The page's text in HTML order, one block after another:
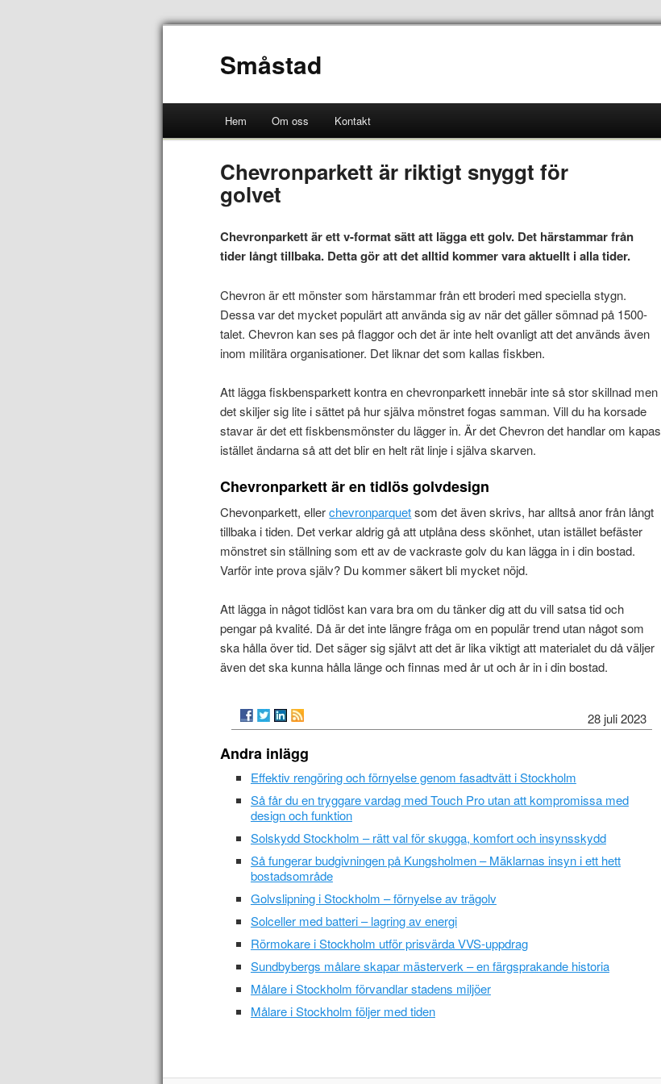
Småstad
Hem Om oss Kontakt
Chevronparkett är riktigt snyggt för
golvet
Chevronparkett är ett v-format sätt att lägga ett golv. Det härstammar från
tider långt tillbaka. Detta gör att det alltid kommer vara aktuellt i alla tider.
Chevron är ett mönster som härstammar från ett broderi med speciella stygn.
Dessa var det mycket populärt att använda sig av när det gäller sömnad på 1500-
talet. Chevron kan ses på flaggor och det är inte helt ovanligt att det används även
inom militära organisationer. Det liknar det som kallas fiskben.
Att lägga fiskbensparkett kontra en chevronparkett innebär inte så stor skillnad men
det skiljer sig lite i sättet på hur själva mönstret fogas samman. Vill du ha korsade
stavar är det ett fiskbensmönster du lägger in. Är det Chevron det handlar om kapas
istället ändarna så att det blir en helt rät linje i själva skarven.
Chevronparkett är en tidlös golvdesign
Chevonparkett, ellerchevronparquetsom det även skrivs, har alltså anor från långt
tillbaka i tiden. Det verkar aldrig gå att utplåna dess skönhet, utan istället befäster
mönstret sin ställning som ett av de vackraste golv du kan lägga in i din bostad.
Varför inte prova själv? Du kommer säkert bli mycket nöjd.
Att lägga in något tidlöst kan vara bra om du tänker dig att du vill satsa tid och
pengar på kvalité. Då är det inte längre fråga om en populär trend utan något som
ska hålla över tid. Det säger sig självt att det är lika viktigt att materialet du då väljer
även det ska kunna hålla länge och finnas med år ut och år in i din bostad.
28 juli 2023
Andra inlägg
Effektiv rengöring och förnyelse genom fasadtvätt i Stockholm
Så får du en tryggare vardag med Touch Pro utan att kompromissa med
design och funktion
Solskydd Stockholm – rätt val för skugga, komfort och insynsskydd
Så fungerar budgivningen på Kungsholmen – Mäklarnas insyn i ett hett
bostadsområde
Golvslipning i Stockholm – förnyelse av trägolv
Solceller med batteri – lagring av energi
Rörmokare i Stockholm utför prisvärda VVS-uppdrag
Sundbybergs målare skapar mästerverk – en färgsprakande historia
Målare i Stockholm förvandlar stadens miljöer
Målare i Stockholm följer med tiden